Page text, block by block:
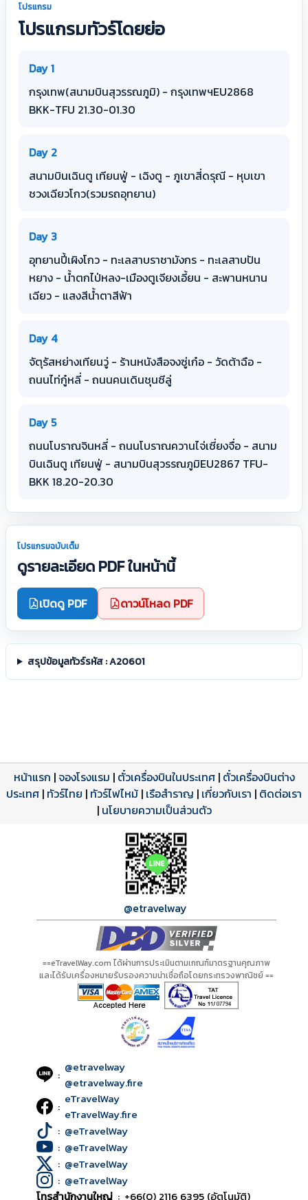
โปรแกรม
โปรแกรมทัวร์โดยย่อ
Day 1
กรุงเทพ(สนามบินสุวรรณภูมิ) - กรุงเทพฯEU2868
BKK-TFU 21.30-01.30
Day 2
สนามบินเฉินตู เทียนฟู่ - เฉิงตู - ภูเขาสี่ดรุณี - หุบเขา
ชวงเฉียวโกว(รวมรถอุทยาน)
Day 3
อุทยานปี้เผิงโกว - ทะเลสาบราชามังกร - ทะเลสาบปัน
หยาง - น้ำตกไป่หลง-เมืองตูเจียงเอี้ยน - สะพานหนาน
เฉียว - แสงสีน้ำตาสีฟ้า
Day 4
จัตุรัสหย่างเทียนวู่ - ร้านหนังสือจงซู่เก๋อ - วัดต้าฉือ -
ถนนไท่กู๋หลี่ - ถนนคนเดินชุนซีลู่
Day 5
ถนนโบราณจินหลี่ - ถนนโบราณควานไจ่เซี่ยงจื่อ - สนาม
บินเฉินตู เทียนฟู่ - สนามบินสุวรรณภูมิEU2867 TFU-
BKK 18.20-20.30
โปรแกรมฉบับเต็ม
ดูรายละเอียด PDF ในหน้านี้
เปิดดู PDF ดาวน์โหลด PDF
สรุปข้อมูลทัวร์รหัส : A20601
โปรแกรมทัวร์
ดาวน์โหลด PDF
รีวิวลูกค้าจริง
รีวิวจาก eTravelWay
เปิดหน้าเต็ม
ใบอนุญาตนำเที่ยว
เลขที่ 11/11450
เปิดหน้าเต็ม
หน้าแรก |จองโรงแรม | ตั๋วเครื่องบินในประเทศ| ตั๋วเครื่องบินต่าง
ประเทศ | ทัวร์ไทย | ทัวร์ไฟไหม้ | เรือสำราญ | เกี่ยวกับเรา | ติดต่อเรา
| นโยบายความเป็นส่วนตัว
@etravelway
==eTravelWay.com ได้ผ่านการประเมินตามเกณฑ์มาตรฐานคุณภาพ
และได้รับเครื่องหมายรับรองความน่าเชื่อถือโดยกระทรวงพาณิชย์ ==
: @etravelway
@etravelway.fire
: eTravelWay
eTravelWay.fire
: @eTravelWay
: @eTravelWay
: @eTravelWay
: @eTravelWay
โทรสำนักงานใหญ่ : +66(0) 2116 6395 (อัตโนมัติ)